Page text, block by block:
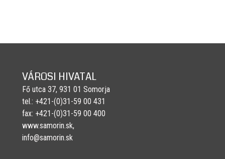
VÁROSI HIVATAL
Fő utca 37, 931 01 Somorja
tel.: +421-(0)31-59 00 431
fax: +421-(0)31-59 00 400
www.samorin.sk,
info@samorin.sk